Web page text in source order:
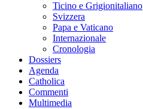
Ticino e Grigionitaliano
Svizzera
Papa e Vaticano
Internazionale
Cronologia
Dossiers
Agenda
Catholica
Commenti
Multimedia